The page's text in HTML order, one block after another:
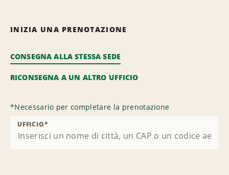
INIZIA UNA PRENOTAZIONE
CONSEGNA ALLA STESSA SEDE
RICONSEGNA A UN ALTRO UFFICIO
*Necessario per completare la prenotazione
UFFICIO*